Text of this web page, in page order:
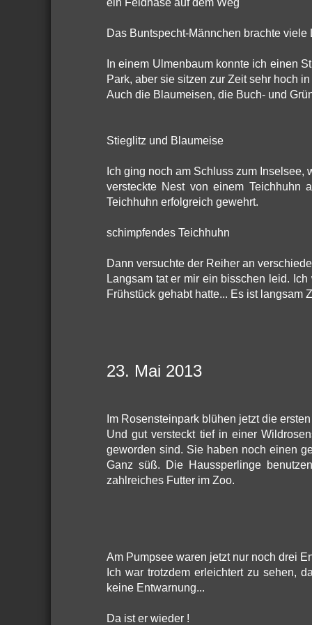
ein Feldhase auf dem Weg
Das Buntspecht-Männchen brachte
In einem Ulmenbaum konnte ich einen
Park, aber sie sitzen zur Zeit sehr hoch
Auch die Blaumeisen, die Buch- und
Stieglitz und Blaumeise
Ich ging noch am Schluss zum
versteckte Nest von einem Teichhuhn
Teichhuhn erfolgreich gewehrt.
schimpfendes Teichhuhn
Dann versuchte der Reiher an
Langsam tat er mir ein bisschen leid.
Frühstück gehabt hatte... Es ist langsam
23. Mai 2013
Im Rosensteinpark blühen jetzt die
Und gut versteckt tief in einer
geworden sind. Sie haben noch einen
Ganz süß. Die Haussperlinge
zahlreiches Futter im Zoo.
Am Pumpsee waren jetzt nur noch drei
Ich war trotzdem erleichtert zu sehen,
keine Entwarnung...
Da ist er wieder !